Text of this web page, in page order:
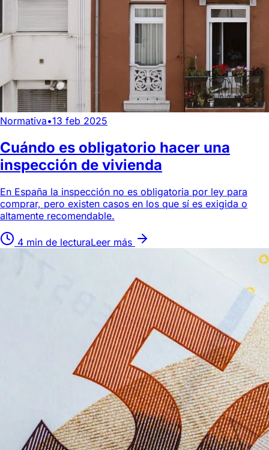
Normativa•13 feb 2025
Cuándo es obligatorio hacer una
inspección de vivienda
En España la inspección no es obligatoria por ley para
comprar, pero existen casos en los que sí es exigida o
altamente recomendable.
4 min de lecturaLeer más